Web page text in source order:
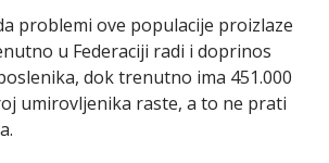
problemi ove populacije proizlaze
u Federaciji radi i doprinos
dok trenutno ima 451.000
umirovljenika raste, a to ne prati